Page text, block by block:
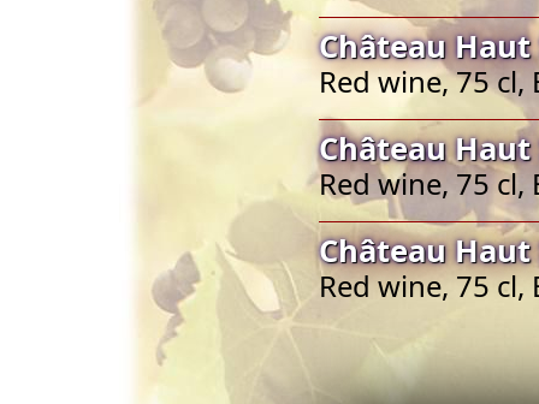
Château Haut
Red wine, 75 cl,
Château Haut
Red wine, 75 cl,
Château Haut
Red wine, 75 cl,